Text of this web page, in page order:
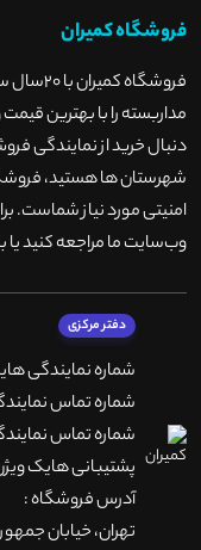
فروشگاه کمیران
مداربسته را با بهترین
دنبال خرید از نمایندگی
شهرستان ها هستید،
امنیتی مورد نیاز شماست.
وب‌سایت ما مراجعه کنید یا
دفتر مرکزی
شماره نمایندگی
شماره تماس نمایندگی: 66764266-66764236-
شماره تماس نمایندگی: 66735544-66739116-
پشتیبانی هایک ویژن:
آدرس فروشگاه :
تهران، خيابان